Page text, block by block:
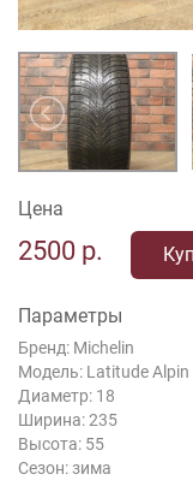
Цена
2500 р.
Параметры
Бренд: Michelin
Модель: Latitude Alpin
Диаметр: 18
Ширина: 235
Высота: 55
Сезон: зима